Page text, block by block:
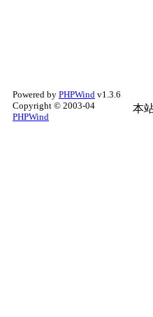
Powered by PHPWind v1.3.6
Copyright © 2003-04
PHPWind
本